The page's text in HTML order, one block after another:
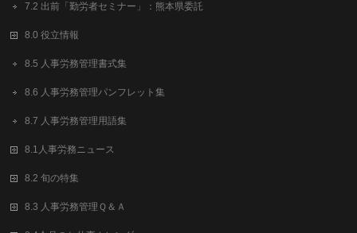
7.2 出前「勤労者セミナー」：熊本県委託
8.0 役立情報
8.5 人事労務管理書式集
8.6 人事労務管理パンフレット集
8.7 人事労務管理用語集
8.1人事労務ニュース
8.2 旬の特集
8.3 人事労務管理Ｑ＆Ａ